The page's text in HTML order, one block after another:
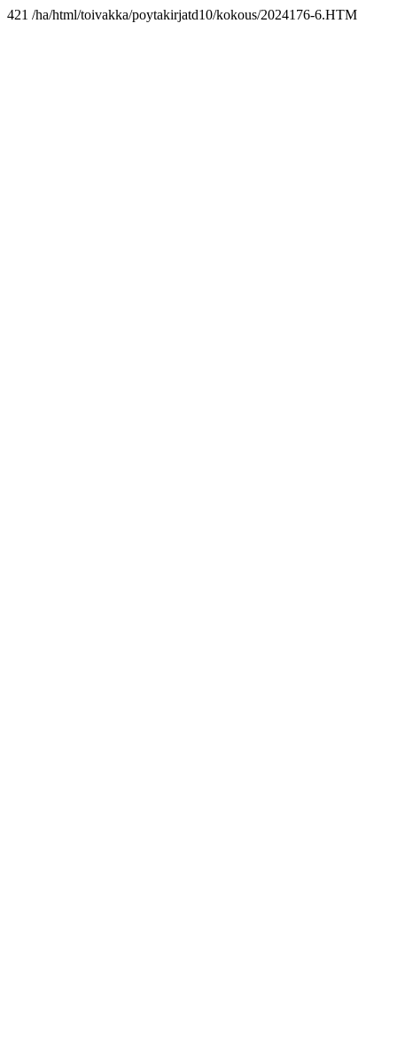
421 /ha/html/toivakka/poytakirjatd10/kokous/2024176-6.HTM